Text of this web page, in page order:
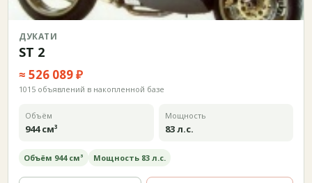
ДУКАТИ
ST 2
≈ 526 089 ₽
1015 объявлений в накопленной базе
Объём
944 см³
Мощность
83 л.с.
Объём 944 см³ Мощность 83 л.с.